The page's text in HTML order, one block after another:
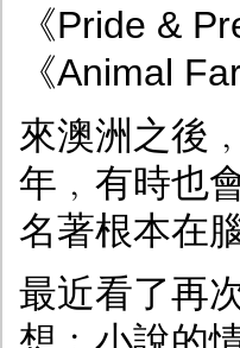
《Pride &
《Animal
來澳洲之後
年﹐有時也
名著根本在
最近看了再